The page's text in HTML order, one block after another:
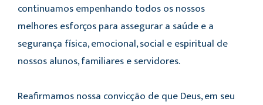
continuamos empenhando todos os nossos
melhores esforços para assegurar a saúde e a
segurança física, emocional, social e espiritual de
nossos alunos, familiares e servidores.
Reafirmamos nossa convicção de que Deus, em seu